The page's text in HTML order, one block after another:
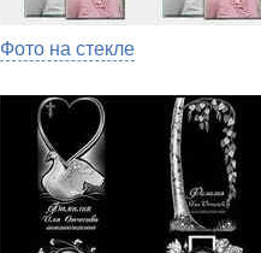
Фото на стекле